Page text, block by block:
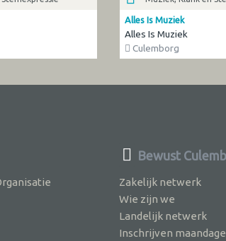
Alles Is Muziek
Alles Is Muziek
Culemborg
Bewust
Zakelijk netwerk
Wie zijn we
Landelijk netwerk
Inschrijven